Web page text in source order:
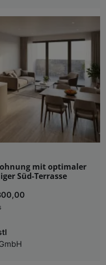
mit optimaler
Süd-Terrasse